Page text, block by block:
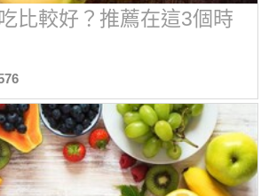
比較好？推薦在這3個時